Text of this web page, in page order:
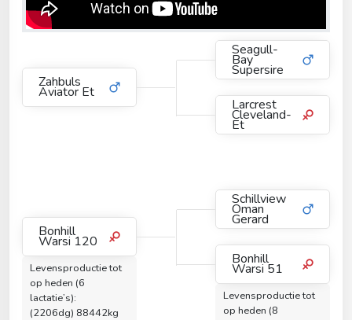
Zahbuls
Aviator Et
Seagull-
Bay
Supersire
Larcrest
Cleveland-
Et
Bonhill
Warsi 120
Levensproductie tot
op heden (6
lactatie’s):
(2206dg) 88442kg
Schillview
Oman
Gerard
Bonhill
Warsi 51
Levensproductie tot
op heden (8